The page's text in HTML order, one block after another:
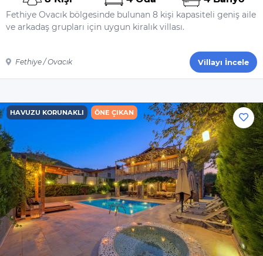
Fethiye Ovacık bölgesinde bulunan 8 kişi kapasiteli geniş aile
ve arkadaş grupları için uygun kiralık villası.
Fethiye / Ovacık Villayı İncele
HAVUZU KORUNAKLI ÖNE ÇIKAN